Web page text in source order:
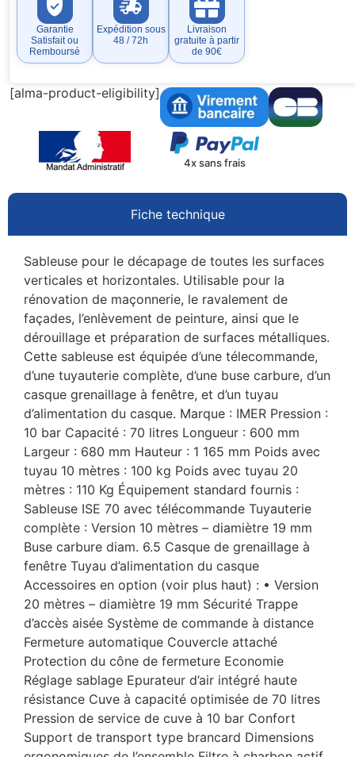
Garantie
Satisfait ou
Remboursé
Expédition sous
48 / 72h
Livraison
gratuite à partir
de 90€
[alma-product-eligibility]
4x sans frais
Fiche technique
Sableuse pour le décapage de toutes les surfaces
verticales et horizontales. Utilisable pour la
rénovation de maçonnerie, le ravalement de
façades, l’enlèvement de peinture, ainsi que le
dérouillage et préparation de surfaces métalliques.
Cette sableuse est équipée d’une télecommande,
d’une tuyauterie complète, d’une buse carbure, d’un
casque grenaillage à fenêtre, et d’un tuyau
d’alimentation du casque. Marque : IMER Pression :
10 bar Capacité : 70 litres Longueur : 600 mm
Largeur : 680 mm Hauteur : 1 165 mm Poids avec
tuyau 10 mètres : 100 kg Poids avec tuyau 20
mètres : 110 Kg Équipement standard fournis :
Sableuse ISE 70 avec télécommande Tuyauterie
complète : Version 10 mètres – diamiètre 19 mm
Buse carbure diam. 6.5 Casque de grenaillage à
fenêtre Tuyau d’alimentation du casque
Accessoires en option (voir plus haut) : • Version
20 mètres – diamiètre 19 mm Sécurité Trappe
d’accès aisée Système de commande à distance
Fermeture automatique Couvercle attaché
Protection du cône de fermeture Economie
Réglage sablage Epurateur d’air intégré haute
résistance Cuve à capacité optimisée de 70 litres
Pression de service de cuve à 10 bar Confort
Support de transport type brancard Dimensions